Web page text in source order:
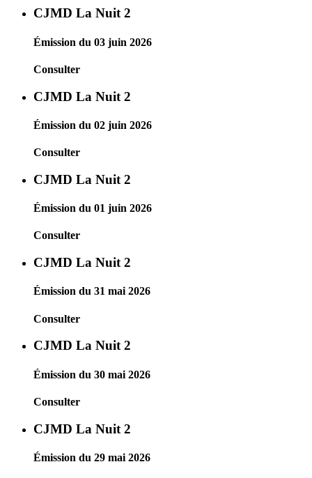
CJMD La Nuit 2
Émission du 03 juin 2026
Consulter
CJMD La Nuit 2
Émission du 02 juin 2026
Consulter
CJMD La Nuit 2
Émission du 01 juin 2026
Consulter
CJMD La Nuit 2
Émission du 31 mai 2026
Consulter
CJMD La Nuit 2
Émission du 30 mai 2026
Consulter
CJMD La Nuit 2
Émission du 29 mai 2026